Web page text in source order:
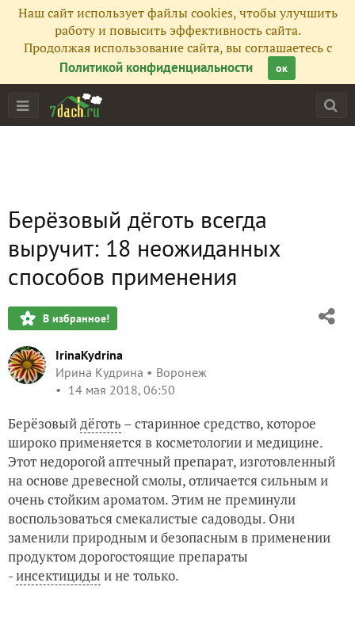
Наш сайт использует файлы cookies, чтобы улучшить
работу и повысить эффективность сайта.
Продолжая использование сайта, вы соглашаетесь с
Политикой конфиденциальности
ок
Берёзовый дёготь всегда
выручит: 18 неожиданных
способов применения
В избранное!
IrinaKydrina
Ирина Кудрина
Воронеж
14 мая 2018, 06:50
Берёзовыйдёготь – старинное средство, которое
широко применяется в косметологии и медицине.
Этот недорогой аптечный препарат, изготовленный
на основе древесной смолы, отличается сильным и
очень стойким ароматом. Этим не преминули
воспользоваться смекалистые садоводы. Они
заменили природным и безопасным в применении
продуктом дорогостоящие препараты
-инсектициды и не только.